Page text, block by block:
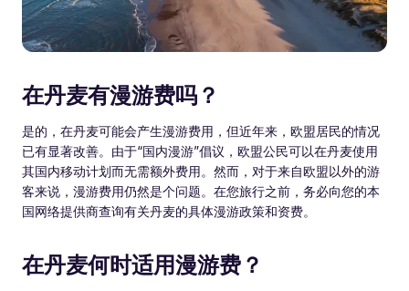
在丹麦有漫游费吗？
是的，在丹麦可能会产生漫游费用，但近年来，欧盟居民的情况
已有显著改善。由于“国内漫游”倡议，欧盟公民可以在丹麦使用
其国内移动计划而无需额外费用。然而，对于来自欧盟以外的游
客来说，漫游费用仍然是个问题。在您旅行之前，务必向您的本
国网络提供商查询有关丹麦的具体漫游政策和资费。
在丹麦何时适用漫游费？